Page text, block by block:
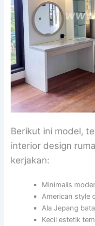
Berikut ini model,
interior design
kerjakan:
Minimalis
American style
Ala Jepang
Kecil estetik